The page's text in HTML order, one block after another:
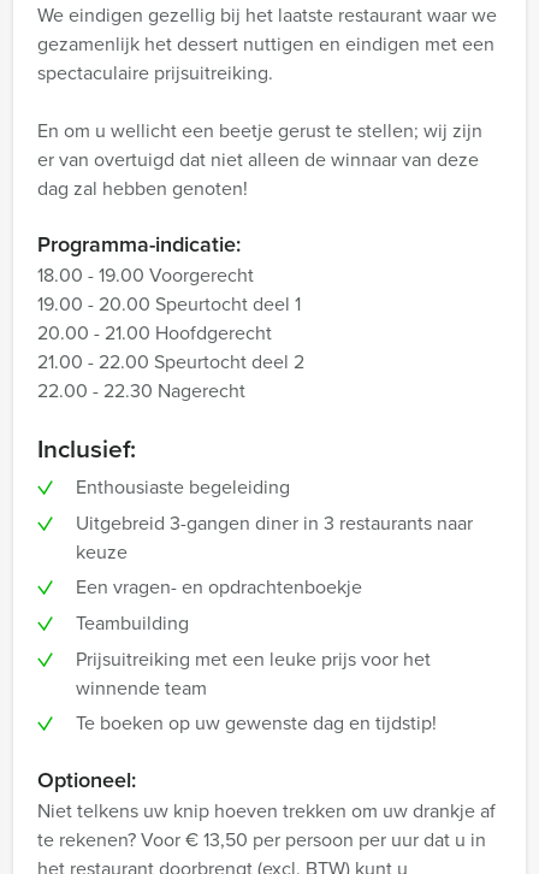
We eindigen gezellig bij het laatste restaurant waar we
gezamenlijk het dessert nuttigen en eindigen met een
spectaculaire prijsuitreiking.
En om u wellicht een beetje gerust te stellen; wij zijn
er van overtuigd dat niet alleen de winnaar van deze
dag zal hebben genoten!
Programma-indicatie:
18.00 - 19.00 Voorgerecht
19.00 - 20.00 Speurtocht deel 1
20.00 - 21.00 Hoofdgerecht
21.00 - 22.00 Speurtocht deel 2
22.00 - 22.30 Nagerecht
Inclusief:
Enthousiaste begeleiding
Uitgebreid 3-gangen diner in 3 restaurants naar
keuze
Een vragen- en opdrachtenboekje
Teambuilding
Prijsuitreiking met een leuke prijs voor het
winnende team
Te boeken op uw gewenste dag en tijdstip!
Optioneel:
Niet telkens uw knip hoeven trekken om uw drankje af
te rekenen? Voor € 13,50 per persoon per uur dat u in